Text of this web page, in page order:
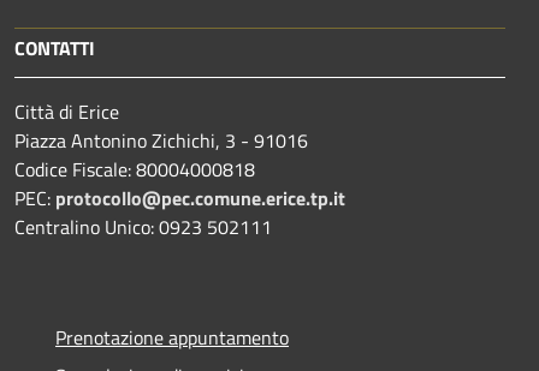
CONTATTI
Città di Erice
Piazza Antonino Zichichi, 3 - 91016
Codice Fiscale: 80004000818
PEC: protocollo@pec.comune.erice.tp.it
Centralino Unico: 0923 502111
Prenotazione appuntamento